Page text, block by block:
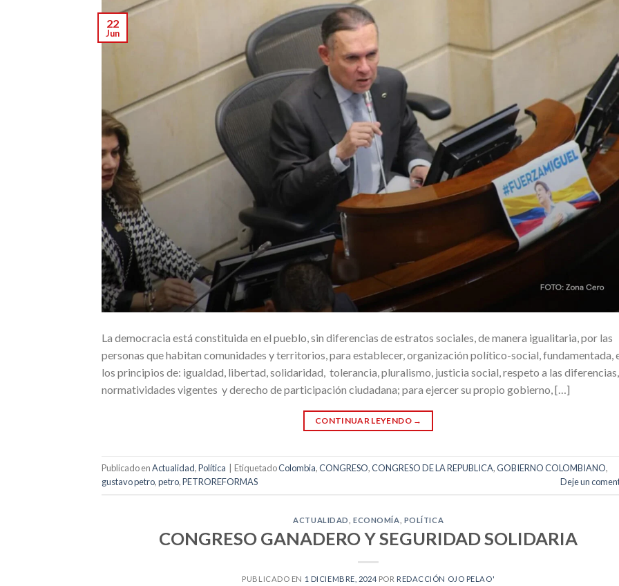
22
Jun
La democracia está constituida en el pueblo, sin diferencias de estratos sociales, de manera igualitaria, por las
personas que habitan comunidades y territorios, para establecer, organización político-social, fundamentada,
los principios de: igualdad, libertad, solidaridad, tolerancia, pluralismo, justicia social, respeto a las diferencias,
normatividades vigentes y derecho de participación ciudadana; para ejercer su propio gobierno, […]
CONTINUAR LEYENDO →
Publicado enActualidad,Política EtiquetadoColombia,CONGRESO,CONGRESO DE LA REPUBLICA,GOBIERNO COLOMBIANO,
gustavo petro,petro,PETROREFORMAS Deje un
ACTUALIDAD ,ECONOMÍA POLÍTICA
CONGRESO GANADERO Y SEGURIDAD SOLIDARIA
PUBLICADO EN 1 DICIEMBRE, 2024 POR REDACCIÓN OJO PELAO'